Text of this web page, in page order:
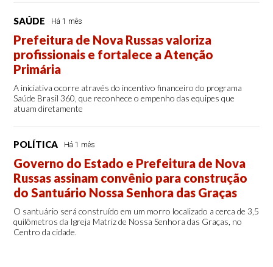
SAÚDE Há 1 mês
Prefeitura de Nova Russas valoriza
profissionais e fortalece a Atenção
Primária
A iniciativa ocorre através do incentivo financeiro do programa
Saúde Brasil 360, que reconhece o empenho das equipes que
atuam diretamente
POLÍTICA Há 1 mês
Governo do Estado e Prefeitura de Nova
Russas assinam convênio para construção
do Santuário Nossa Senhora das Graças
O santuário será construído em um morro localizado a cerca de 3,5
quilômetros da Igreja Matriz de Nossa Senhora das Graças, no
Centro da cidade.